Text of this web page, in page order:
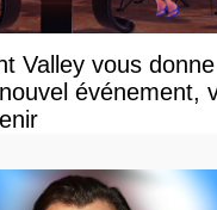
Valley vous
événement,